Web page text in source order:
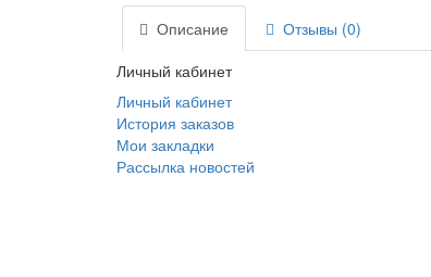
Описание
Отзывы (0)
Личный кабинет
Личный кабинет
История заказов
Мои закладки
Рассылка новостей